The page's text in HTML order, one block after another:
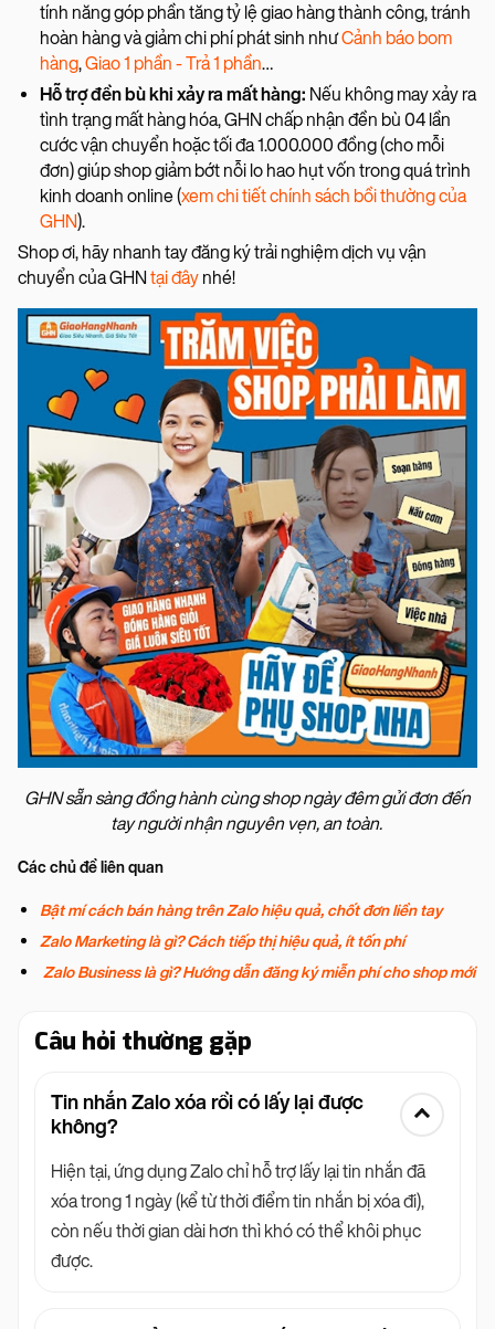
tính năng góp phần tăng tỷ lệ giao hàng thành công, tránh
hoàn hàng và giảm chi phí phát sinh nhưCảnh báo bom
hàng,Giao 1 phần - Trả 1 phần…
Hỗ trợ đền bù khi xảy ra mất hàng: Nếu không may xảy ra
tình trạng mất hàng hóa, GHN chấp nhận đền bù 04 lần
cước vận chuyển hoặc tối đa 1.000.000 đồng (cho mỗi
đơn) giúp shop giảm bớt nỗi lo hao hụt vốn trong quá trình
kinh doanh online (xem chi tiết chính sách bồi thường của
GHN).
Shop ơi, hãy nhanh tay đăng ký trải nghiệm dịch vụ vận
chuyển của GHN tại đây nhé!
GHN sẵn sàng đồng hành cùng shop ngày đêm gửi đơn đến
tay người nhận nguyên vẹn, an toàn.
Các chủ đề liên quan
Bật mí cách bán hàng trên Zalo hiệu quả, chốt đơn liền tay
Zalo Marketing là gì? Cách tiếp thị hiệu quả, ít tốn phí
Zalo Business là gì? Hướng dẫn đăng ký miễn phí cho shop mới
Câu hỏi thường gặp
Tin nhắn Zalo xóa rồi có lấy lại được
không?
Hiện tại, ứng dụng Zalo chỉ hỗ trợ lấy lại tin nhắn đã
xóa trong 1 ngày (kể từ thời điểm tin nhắn bị xóa đi),
còn nếu thời gian dài hơn thì khó có thể khôi phục
được.